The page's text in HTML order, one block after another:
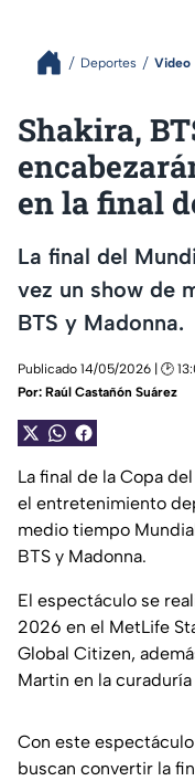
Deportes Video
Shakira,
en la final
La final del
vez un show de
BTS y Madonna.
Publicado 14/05/2026 | 🕑
Por: Raúl Castañón Suárez
La final de la Copa
el entretenimiento
medio tiempo
BTS y Madonna.
El espectáculo se
2026 en el MetLife
Global Citizen,
Martin en la
Con este
buscan convertir la